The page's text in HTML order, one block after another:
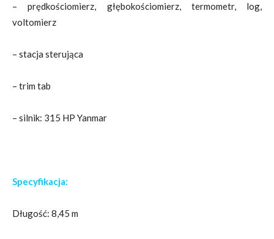
– prędkościomierz, głębokościomierz, termometr, log,
voltomierz
– stacja sterująca
– trim tab
– silnik: 315 HP Yanmar
Specyfikacja:
Długość: 8,45 m